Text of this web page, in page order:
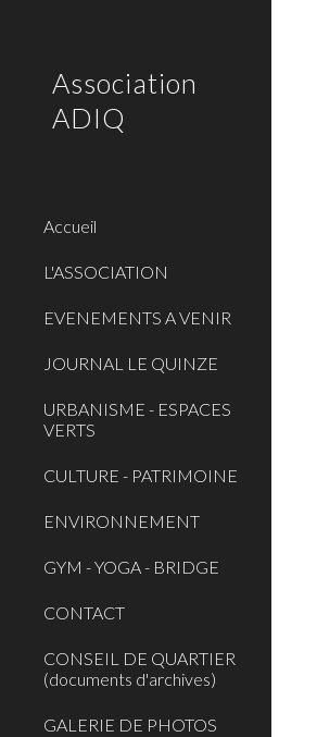
Association
ADIQ
Accueil
L'ASSOCIATION
EVENEMENTS A VENIR
JOURNAL LE QUINZE
URBANISME - ESPACES
VERTS
CULTURE - PATRIMOINE
ENVIRONNEMENT
GYM - YOGA - BRIDGE
CONTACT
CONSEIL DE QUARTIER
(documents d'archives)
GALERIE DE PHOTOS